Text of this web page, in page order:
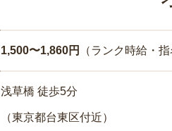
1,500〜1,860円 （ランク時給・
浅草橋 徒歩5分
（東京都台東区付近）